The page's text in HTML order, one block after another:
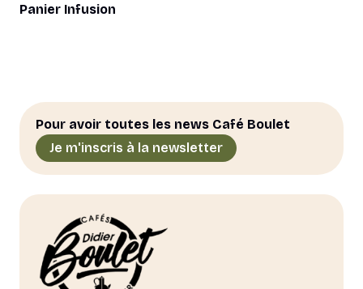
Panier Infusion
Pour avoir toutes les news Café Boulet
Je m'inscris à la newsletter